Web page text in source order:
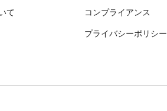
て コンプライアンス
プライバシーポリシー